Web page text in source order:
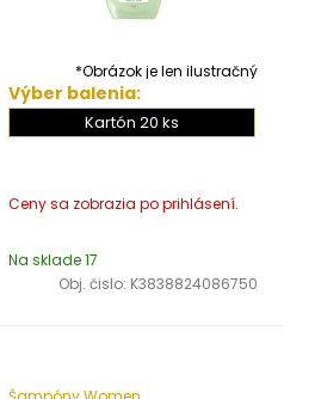
*Obrázok je len ilustračný
Výber balenia:
Kartón 20 ks
Na sklade 17
Obj. čislo: K3838824086750